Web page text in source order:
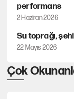
Çok
performans
2 Haziran 2026
Su toprağı,
22 Mayıs 2026